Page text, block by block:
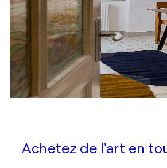
Achetez de l'art en